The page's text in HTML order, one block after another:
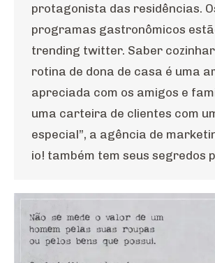
protagonista das residências.
programas gastronômicos
trending twitter. Saber
rotina de dona de casa é uma
apreciada com os amigos e
uma carteira de clientes com
especial”, a agência de
io! também tem seus segredos